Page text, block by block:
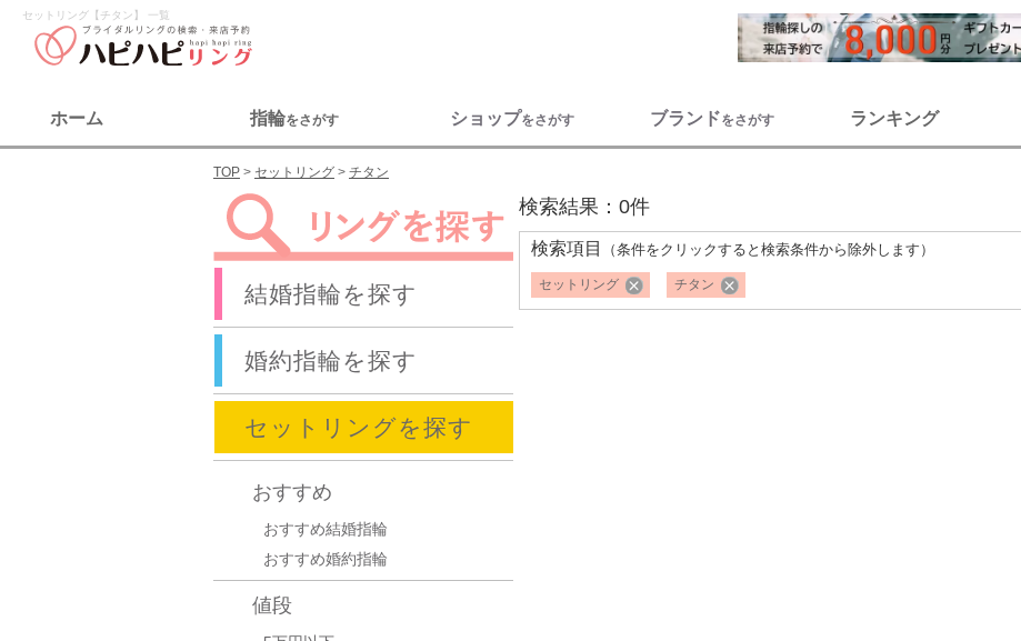
セットリング【チタン】 一覧
ホーム 指輪をさがす ショップをさがす ブランドをさがす ランキング
TOP セットリング チタン
検索結果：0件
検索項目 （条件をクリックすると検索条件から除外します）
セットリング チタン
結婚指輪を探す
婚約指輪を探す
セットリングを探す
おすすめ
おすすめ結婚指輪
おすすめ婚約指輪
値段